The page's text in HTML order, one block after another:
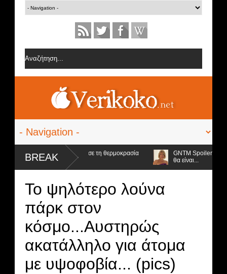
BREAK
εσώρουχα και ανέβασε τη θερμοκρασία
GNTM Spoiler - Βόμβα από
θα είναι...
Το ψηλότερο λούνα
πάρκ στον
κόσμο...Αυστηρώς
ακατάλληλο για άτομα
με υψοφοβία... (pics)